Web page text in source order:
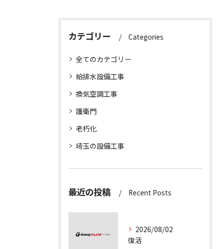
カテゴリー Categories
全てのカテゴリー
給排水設備工事
換気空調工事
護衛門
老朽化
埼玉の設備工事
最近の投稿 Recent Posts
2026/08/02
復活